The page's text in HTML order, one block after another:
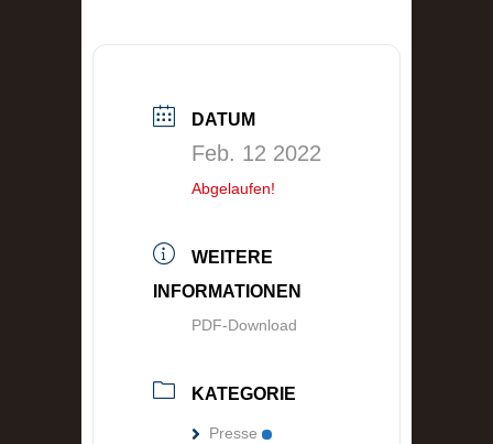
DATUM
Feb. 12 2022
Abgelaufen!
WEITERE
INFORMATIONEN
PDF-Download
KATEGORIE
Presse